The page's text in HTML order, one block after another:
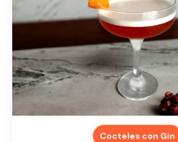
Cocteles con Gin